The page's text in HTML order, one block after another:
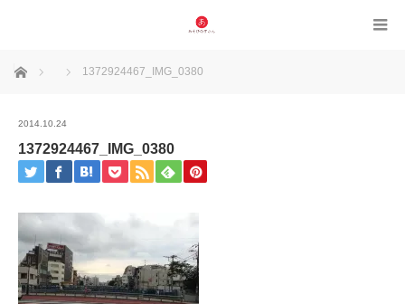
ホーム 1372924467_IMG_0380
2014.10.24
1372924467_IMG_0380